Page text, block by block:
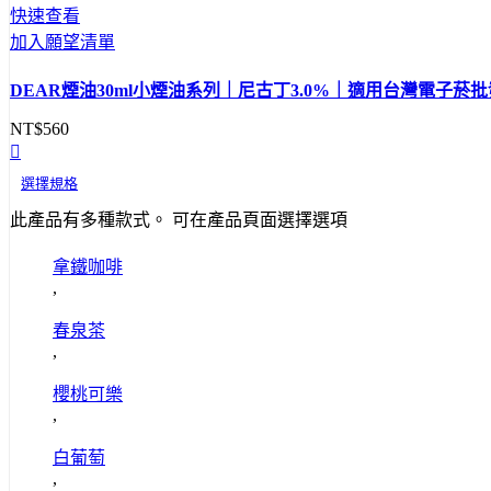
快速查看
加入願望清單
DEAR煙油30ml小煙油系列｜尼古丁3.0%｜適用台灣電子菸
NT$560
選擇規格
此產品有多種款式。 可在產品頁面選擇選項
拿鐵咖啡
,
春泉茶
,
櫻桃可樂
,
白葡萄
,